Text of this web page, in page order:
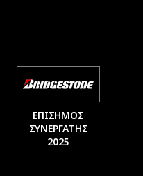
ΕΠΙΣΗΜΟΣ
ΣΥΝΕΡΓΑΤΗΣ
2025